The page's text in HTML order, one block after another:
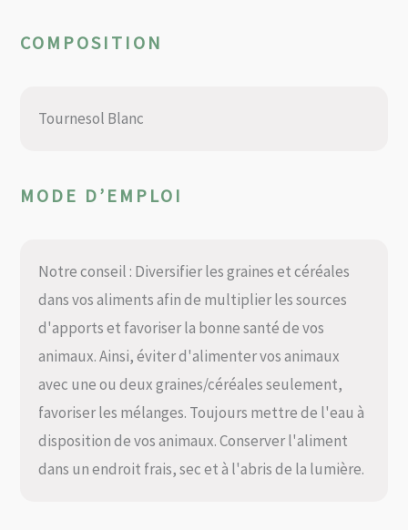
COMPOSITION
Tournesol Blanc
MODE D’EMPLOI
Notre conseil : Diversifier les graines et céréales
dans vos aliments afin de multiplier les sources
d'apports et favoriser la bonne santé de vos
animaux. Ainsi, éviter d'alimenter vos animaux
avec une ou deux graines/céréales seulement,
favoriser les mélanges. Toujours mettre de l'eau à
disposition de vos animaux. Conserver l'aliment
dans un endroit frais, sec et à l'abris de la lumière.